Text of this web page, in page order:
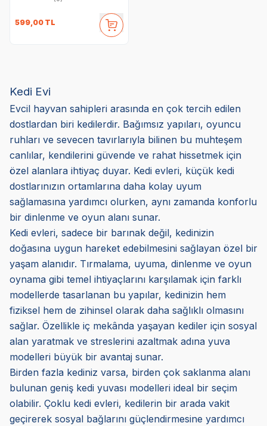
599,00 TL
Kedi Evi
Evcil hayvan sahipleri arasında en çok tercih edilen
dostlardan biri kedilerdir. Bağımsız yapıları, oyuncu
ruhları ve sevecen tavırlarıyla bilinen bu muhteşem
canlılar, kendilerini güvende ve rahat hissetmek için
özel alanlara ihtiyaç duyar. Kedi evleri, küçük kedi
dostlarınızın ortamlarına daha kolay uyum
sağlamasına yardımcı olurken, aynı zamanda konforlu
bir dinlenme ve oyun alanı sunar.
Kedi evleri, sadece bir barınak değil, kedinizin
doğasına uygun hareket edebilmesini sağlayan özel bir
yaşam alanıdır. Tırmalama, uyuma, dinlenme ve oyun
oynama gibi temel ihtiyaçlarını karşılamak için farklı
modellerde tasarlanan bu yapılar, kedinizin hem
fiziksel hem de zihinsel olarak daha sağlıklı olmasını
sağlar. Özellikle iç mekânda yaşayan kediler için sosyal
alan yaratmak ve streslerini azaltmak adına yuva
modelleri büyük bir avantaj sunar.
Birden fazla kediniz varsa, birden çok saklanma alanı
bulunan geniş kedi yuvası modelleri ideal bir seçim
olabilir. Çoklu kedi evleri, kedilerin bir arada vakit
geçirerek sosyal bağlarını güçlendirmesine yardımcı